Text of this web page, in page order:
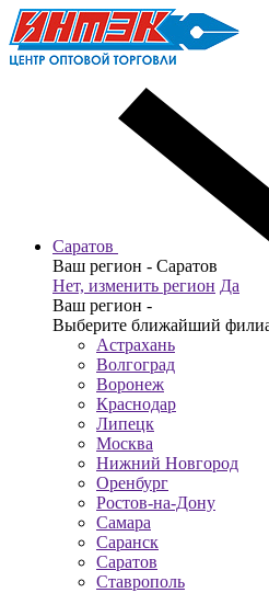
Саратов
Ваш регион - Саратов
Нет, изменить регион Да
Ваш регион -
Выберите ближайший
Астрахань
Волгоград
Воронеж
Краснодар
Липецк
Москва
Нижний Новгород
Оренбург
Ростов-на-Дону
Самара
Саранск
Саратов
Ставрополь